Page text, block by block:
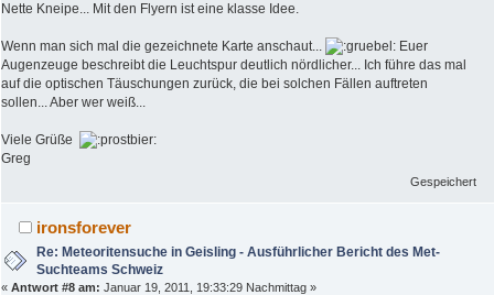
Nette Kneipe... Mit den Flyern ist eine klasse Idee.
Wenn man sich mal die gezeichnete Karte anschaut...
Euer
Augenzeuge beschreibt die Leuchtspur deutlich nördlicher... Ich führe das mal
auf die optischen Täuschungen zurück, die bei solchen Fällen auftreten
sollen... Aber wer weiß...
Viele Grüße
Greg
Gespeichert
ironsforever
Re: Meteoritensuche in Geisling - Ausführlicher Bericht des Met-
Suchteams Schweiz
« Antwort #8 am: Januar 19, 2011, 19:33:29 Nachmittag »